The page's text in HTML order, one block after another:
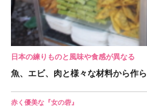
日本の練りものと風味や食感が異なる
魚、エビ、肉と様々な材料から作
赤く優美な『女の砦』